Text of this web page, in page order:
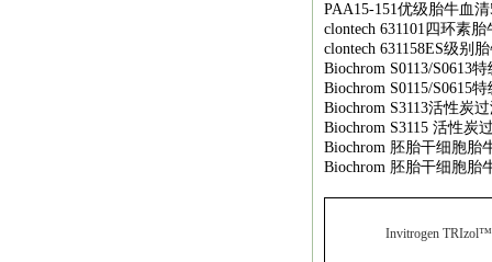
PAA15-151优级胎牛血清
clontech 631101 四环素胎
clontech 631158ES级别
Biochrom S0113/S0613特
Biochrom S0115/S0615特
Biochrom S3113活性炭
Biochrom S3115 活性炭
Biochrom 胚胎干细胞胎
Biochrom 胚胎干细胞胎
Invitrogen TRIzol™